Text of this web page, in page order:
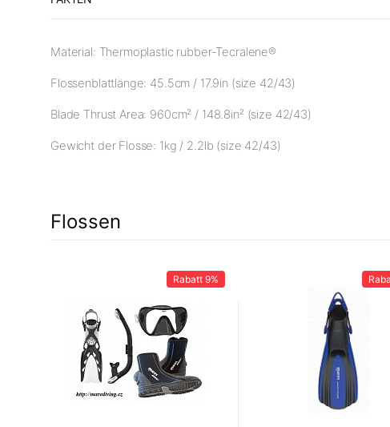
Material: Thermoplastic rubber-Tecralene®
Flossenblattlänge: 45.5cm / 17.9in (size 42/43)
Blade Thrust Area: 960cm² / 148.8in² (size 42/43)
Gewicht der Flosse: 1kg / 2.2lb (size 42/43)
Flossen
Rabatt 9%